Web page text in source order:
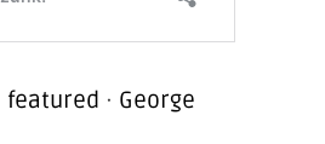
featured · George